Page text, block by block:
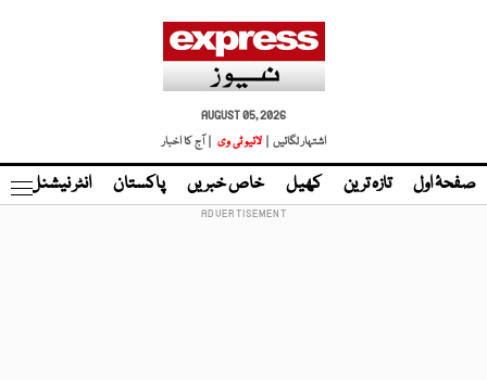
AUGUST 05, 2026
اشتہار لگائیں |
لائیو ٹی وی | آج کا اخبار
صفحۂ اول تازہ ترین کھیل خاص خبریں پاکستان انٹر نیشنل